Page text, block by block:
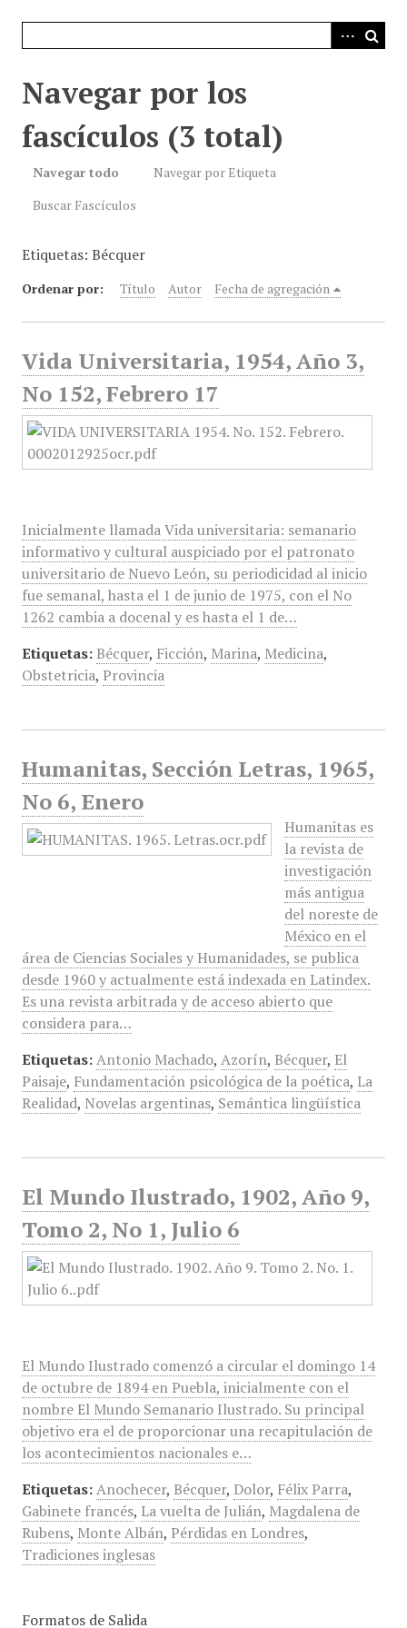
Navegar por los
fascículos (3 total)
Navegar todo
Navegar por Etiqueta
Buscar Fascículos
Etiquetas: Bécquer
Ordenar por: Título Autor Fecha de agregación
Vida Universitaria, 1954, Año 3,
No 152, Febrero 17
Inicialmente llamada Vida universitaria: semanario
informativo y cultural auspiciado por el patronato
universitario de Nuevo León, su periodicidad al inicio
fue semanal, hasta el 1 de junio de 1975, con el No
1262 cambia a docenal y es hasta el 1 de…
Etiquetas: Bécquer, Ficción, Marina, Medicina,
Obstetricia, Provincia
Humanitas, Sección Letras, 1965,
No 6, Enero
Humanitas es
la revista de
investigación
más antigua
del noreste de
México en el
área de Ciencias Sociales y Humanidades, se publica
desde 1960 y actualmente está indexada en Latindex.
Es una revista arbitrada y de acceso abierto que
considera para…
Etiquetas: Antonio Machado, Azorín, Bécquer, El
Paisaje, Fundamentación psicológica de la poética, La
Realidad, Novelas argentinas, Semántica lingüística
El Mundo Ilustrado, 1902, Año 9,
Tomo 2, No 1, Julio 6
El Mundo Ilustrado comenzó a circular el domingo 14
de octubre de 1894 en Puebla, inicialmente con el
nombre El Mundo Semanario Ilustrado. Su principal
objetivo era el de proporcionar una recapitulación de
los acontecimientos nacionales e…
Etiquetas: Anochecer, Bécquer, Dolor, Félix Parra,
Gabinete francés, La vuelta de Julián, Magdalena de
Rubens, Monte Albán, Pérdidas en Londres,
Tradiciones inglesas
Formatos de Salida